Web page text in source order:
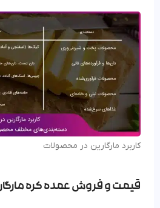
کاربرد مارگارین در محصولات
قیمت و فروش عمده کره